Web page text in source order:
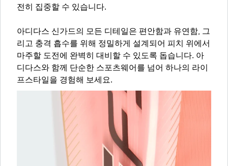
전히 집중할 수 있습니다.
아디다스 신가드의 모든 디테일은 편안함과 유연함, 그
리고 충격 흡수를 위해 정밀하게 설계되어 피치 위에서
마주할 도전에 완벽히 대비할 수 있도록 돕습니다. 아
디다스와 함께 단순한 스포츠웨어를 넘어 하나의 라이
프스타일을 경험해 보세요.